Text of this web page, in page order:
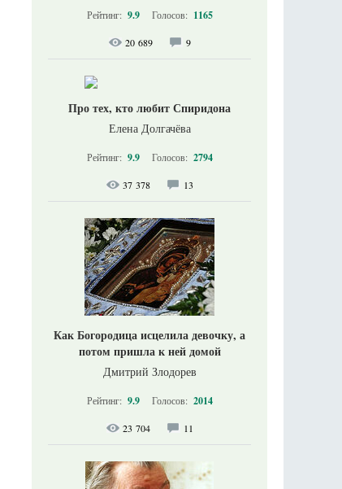
Рейтинг: 9.9 Голосов: 1165
20 689 9
Про тех, кто любит Спиридона
Елена Долгачёва
Рейтинг: 9.9 Голосов: 2794
37 378 13
Как Богородица исцелила девочку, а
потом пришла к ней домой
Дмитрий Злодорев
Рейтинг: 9.9 Голосов: 2014
23 704 11